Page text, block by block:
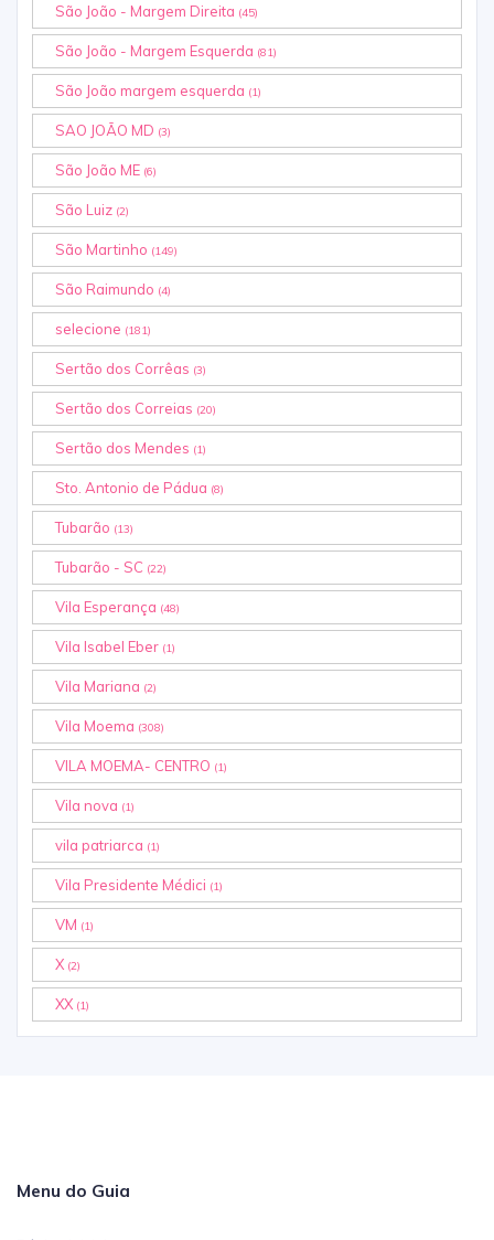
São João - Margem Direita (45)
São João - Margem Esquerda (81)
São João margem esquerda (1)
SAO JOÃO MD (3)
São João ME (6)
São Luiz (2)
São Martinho (149)
São Raimundo (4)
selecione (181)
Sertão dos Corrêas (3)
Sertão dos Correias (20)
Sertão dos Mendes (1)
Sto. Antonio de Pádua (8)
Tubarão (13)
Tubarão - SC (22)
Vila Esperança (48)
Vila Isabel Eber (1)
Vila Mariana (2)
Vila Moema (308)
VILA MOEMA- CENTRO (1)
Vila nova (1)
vila patriarca (1)
Vila Presidente Médici (1)
VM (1)
X (2)
XX (1)
Menu do Guia